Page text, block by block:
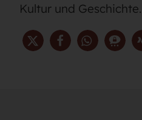
Kultur und Geschichte.